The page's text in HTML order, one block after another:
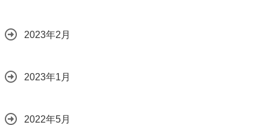
2023年2月
2023年1月
2022年5月